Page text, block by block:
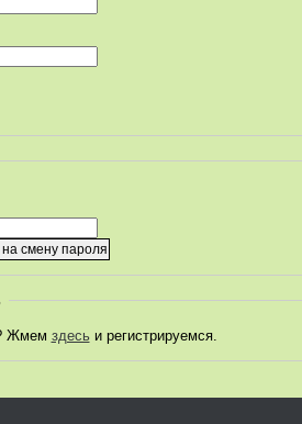
Жмем здесьи регистрируемся.